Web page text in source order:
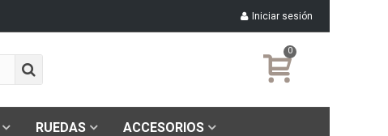
Iniciar sesión
0
RUEDAS ACCESORIOS